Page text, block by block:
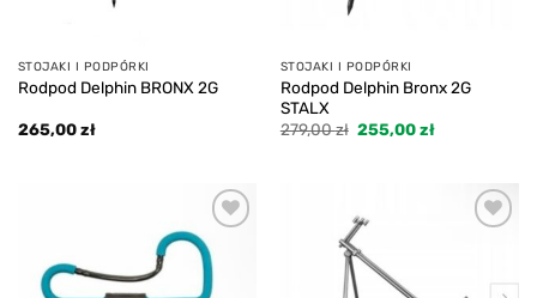
STOJAKI I PODPÓRKI
Rodpod Delphin BRONX 2G
265,00zł
STOJAKI I PODPÓRKI
Rodpod Delphin Bronx 2G
STALX
279,00zł Pierwotna
255,00złAktualna
Add to
wishlist